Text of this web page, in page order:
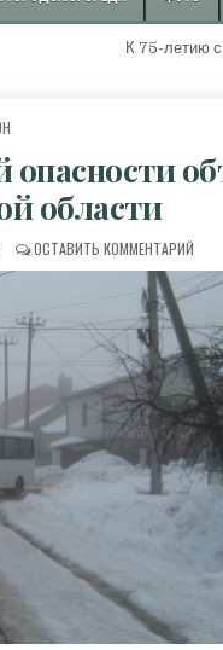
К 75-летию с
В
опасности
области
ОСТАВИТЬ КОММЕНТАРИЙК 3